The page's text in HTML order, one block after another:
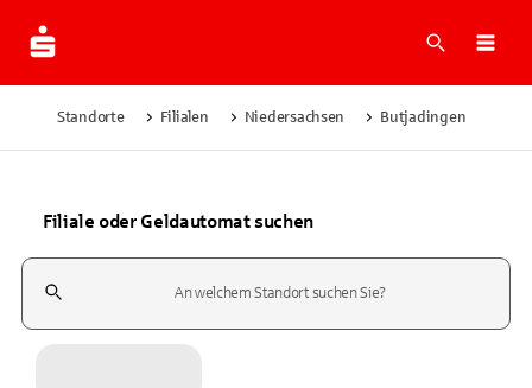
Suche
Standorte Filialen Niedersachsen Butjadingen
Filiale oder Geldautomat suchen
Suchfeld